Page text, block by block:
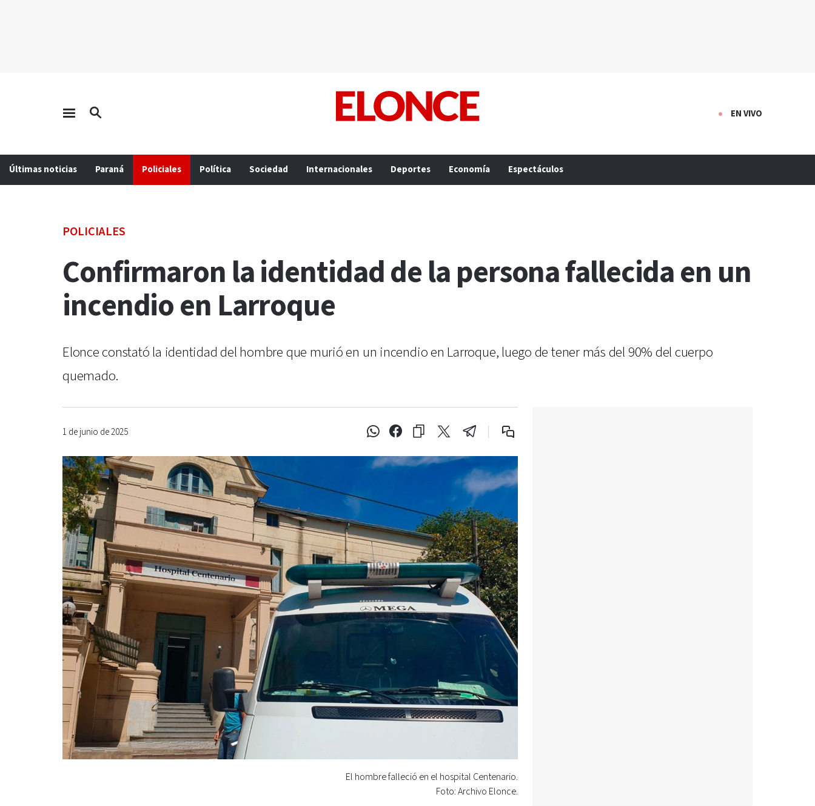
EN VIVO
Últimas noticias Paraná Policiales Política Sociedad Internacionales Deportes Economía Espectáculos
POLICIALES
Confirmaron la identidad de la persona fallecida en un
incendio en Larroque
Elonce constató la identidad del hombre que murió en un incendio en Larroque, luego de tener más del 90% del cuerpo
quemado.
1 de junio de 2025
El hombre falleció en el hospital Centenario.
Foto: Archivo Elonce.